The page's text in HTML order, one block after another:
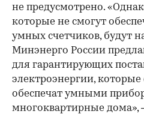
не предусмотрено.
которые не смогут
умных счетчиков, будут
Минэнерго России
для гарантирующих
электроэнергии, которые
обеспечат умными
многоквартирные дома»,